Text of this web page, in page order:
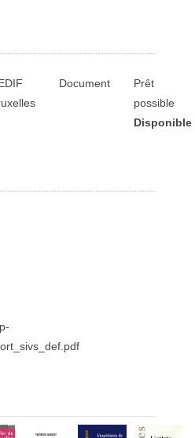
Document
Prêt
possible
Disponible